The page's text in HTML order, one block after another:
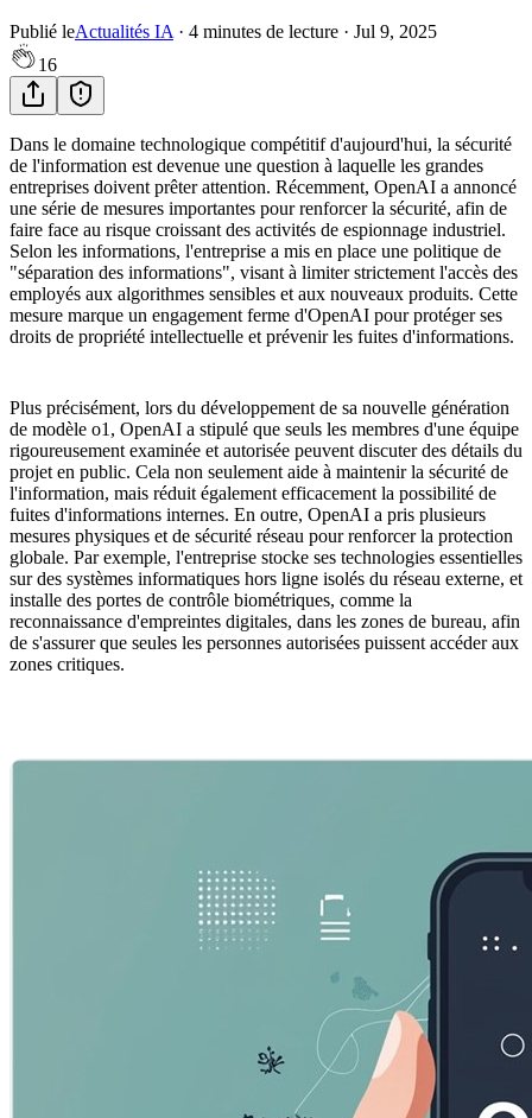
Publié leActualités IA · 4 minutes de lecture · Jul 9, 2025
16
Dans le domaine technologique compétitif d'aujourd'hui, la sécurité
de l'information est devenue une question à laquelle les grandes
entreprises doivent prêter attention. Récemment, OpenAI a annoncé
une série de mesures importantes pour renforcer la sécurité, afin de
faire face au risque croissant des activités de espionnage industriel.
Selon les informations, l'entreprise a mis en place une politique de
"séparation des informations", visant à limiter strictement l'accès des
employés aux algorithmes sensibles et aux nouveaux produits. Cette
mesure marque un engagement ferme d'OpenAI pour protéger ses
droits de propriété intellectuelle et prévenir les fuites d'informations.
Plus précisément, lors du développement de sa nouvelle génération
de modèle o1, OpenAI a stipulé que seuls les membres d'une équipe
rigoureusement examinée et autorisée peuvent discuter des détails du
projet en public. Cela non seulement aide à maintenir la sécurité de
l'information, mais réduit également efficacement la possibilité de
fuites d'informations internes. En outre, OpenAI a pris plusieurs
mesures physiques et de sécurité réseau pour renforcer la protection
globale. Par exemple, l'entreprise stocke ses technologies essentielles
sur des systèmes informatiques hors ligne isolés du réseau externe, et
installe des portes de contrôle biométriques, comme la
reconnaissance d'empreintes digitales, dans les zones de bureau, afin
de s'assurer que seules les personnes autorisées puissent accéder aux
zones critiques.